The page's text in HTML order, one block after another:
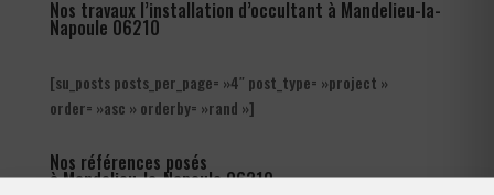
Nos travaux l’installation d’occultant à Mandelieu-la-
Napoule 06210
[su_posts posts_per_page= »4″ post_type= »project »
order= »asc » orderby= »rand »]
Nos références posés
à Mandelieu-la-Napoule 06210